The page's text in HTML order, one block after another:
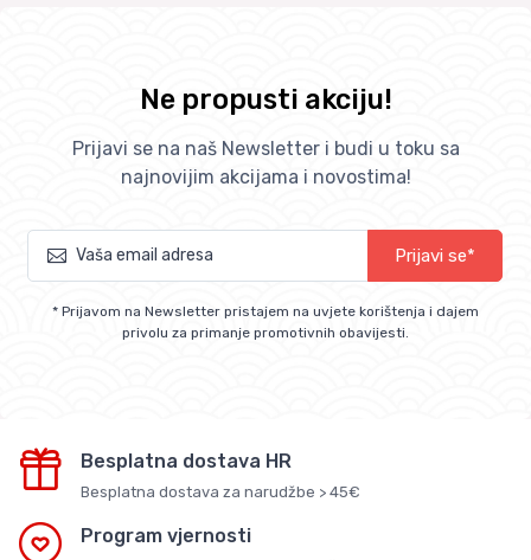
Ne propusti akciju!
Prijavi se na naš Newsletter i budi u toku sa
najnovijim akcijama i novostima!
Prijavi se*
* Prijavom na Newsletter pristajem na uvjete korištenja i dajem
privolu za primanje promotivnih obavijesti.
Besplatna dostava HR
Besplatna dostava za narudžbe > 45€
Program vjernosti